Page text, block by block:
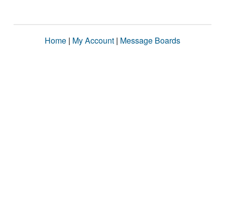
Home | My Account | Message Boards